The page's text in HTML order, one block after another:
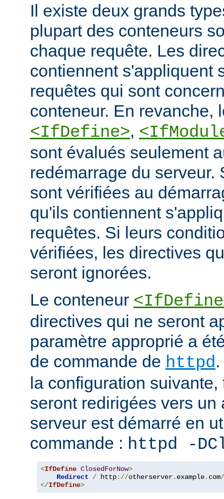
Il existe deux grands
plupart des conteneurs
chaque requête. Les
contiennent s'appliquent
requêtes qui sont
conteneur. En revanche,
<IfDefine>,
sont évalués seulement
redémarrage du serveur.
sont vérifiées au
qu'ils contiennent
requêtes. Si leurs
vérifiées, les directives
seront ignorées.
Le conteneur
directives qui ne seront
paramètre approprié a
de commande de httpd
la configuration
seront redirigées vers un
serveur est démarré en
commande : httpd -
<IfDefine ClosedForNow>
Redirect
/ http://otherserver. example. com/
</IfDefine>